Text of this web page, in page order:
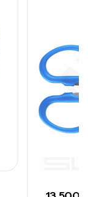
420 Cm 100